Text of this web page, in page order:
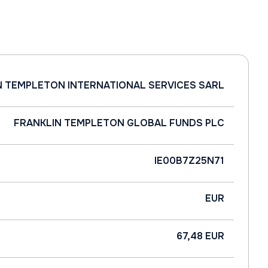
TEMPLETON INTERNATIONAL SERVICES SARL
FRANKLIN TEMPLETON GLOBAL FUNDS PLC
IE00B7Z25N71
EUR
67,48 EUR